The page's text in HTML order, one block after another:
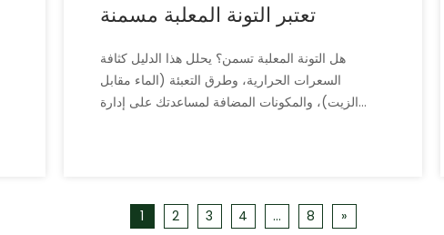
تعتبر التونة المعلبة مسمنة
هل التونة المعلبة تسمن؟ يحلل هذا الدليل كثافة
السعرات الحرارية، وطرق التعبئة (الماء مقابل
الزيت)، والمكونات المضافة لمساعدتك على إدارة
1 2 3 4 ... 8 »